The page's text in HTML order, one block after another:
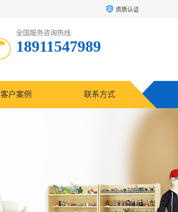
资质认证
全国服务咨询热线:
18911547989
客户案例 联系方式